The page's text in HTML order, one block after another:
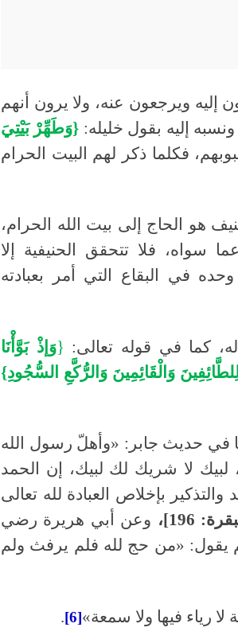
إليه ويرجعون عنه، ولا يرون أنهم
إليه بقول خليله: {وَطَهِّرْ بَيْتِيَ
فكلما ذكر لهم البيت الحرام
هو الحاج إلى بيت الله الحرام،
سواه، فلا تتحقق الحنيفية إلا
في البقاع التي أمر بعبادته
كما في قوله تعالى: {وَإذْ بَوَّأْنَا
وَالْقَائِمِينَ وَالرُّكَّعِ السُّجُودِ}
في حديث جابر: «وأهلّ رسول الله
لبيك لا شريك لك لبيك، إن الحمد
والتذكير بإخلاص العبادة لله تعالى
196]،
وعن أبي هريرة رضي
يقول: «من حج لله فلم يرفث ولم
رياء فيها ولا سمعة»[6]
.